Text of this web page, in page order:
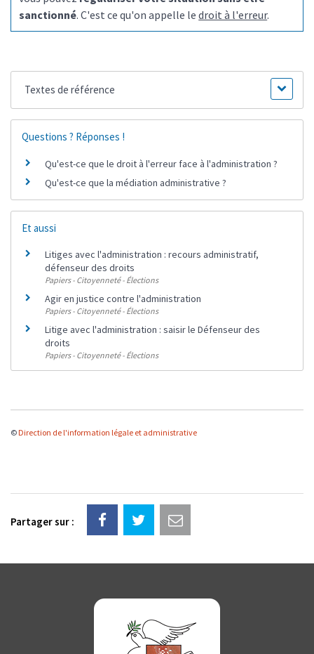
sanctionné. C'est ce qu'on appelle ledroit à l'erreur.
Textes de référence
Questions ? Réponses !
Qu'est-ce que le droit à l'erreur face à l'administration ?
Qu'est-ce que la médiation administrative ?
Et aussi
Litiges avec l'administration : recours administratif,
défenseur des droits
Papiers - Citoyenneté - Élections
Agir en justice contre l'administration
Papiers - Citoyenneté - Élections
Litige avec l'administration : saisir le Défenseur des
droits
Papiers - Citoyenneté - Élections
© Direction de l'information légale et administrative
Partager sur :